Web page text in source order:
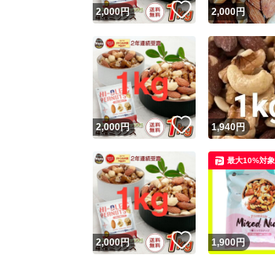
2,000円 いいね！
2,000円
2,000円 いいね！
1,940円
2,000円 いいね！
1,900円
最大10%対象